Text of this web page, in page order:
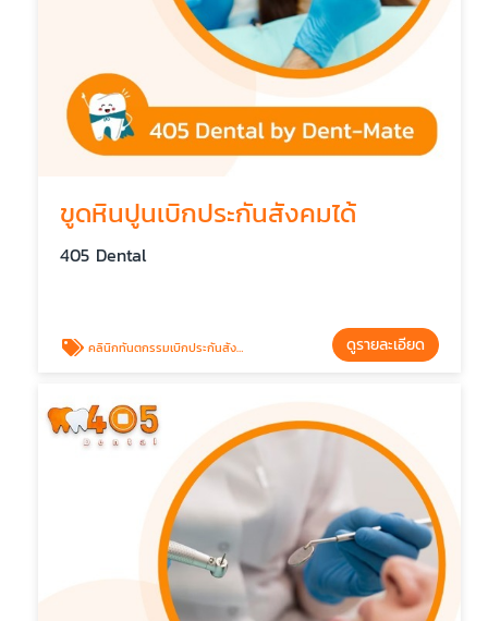
ขูดหินปูนเบิกประกันสังคมได้
405 Dental
คลินิกทันตกรรมเบิกประกันสังคม ดูรายละเอียด